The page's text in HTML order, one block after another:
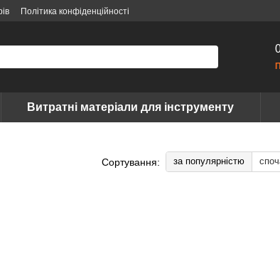
Політика конфіденційності
Витратні матеріали для інструменту
Сортування: за популярністю